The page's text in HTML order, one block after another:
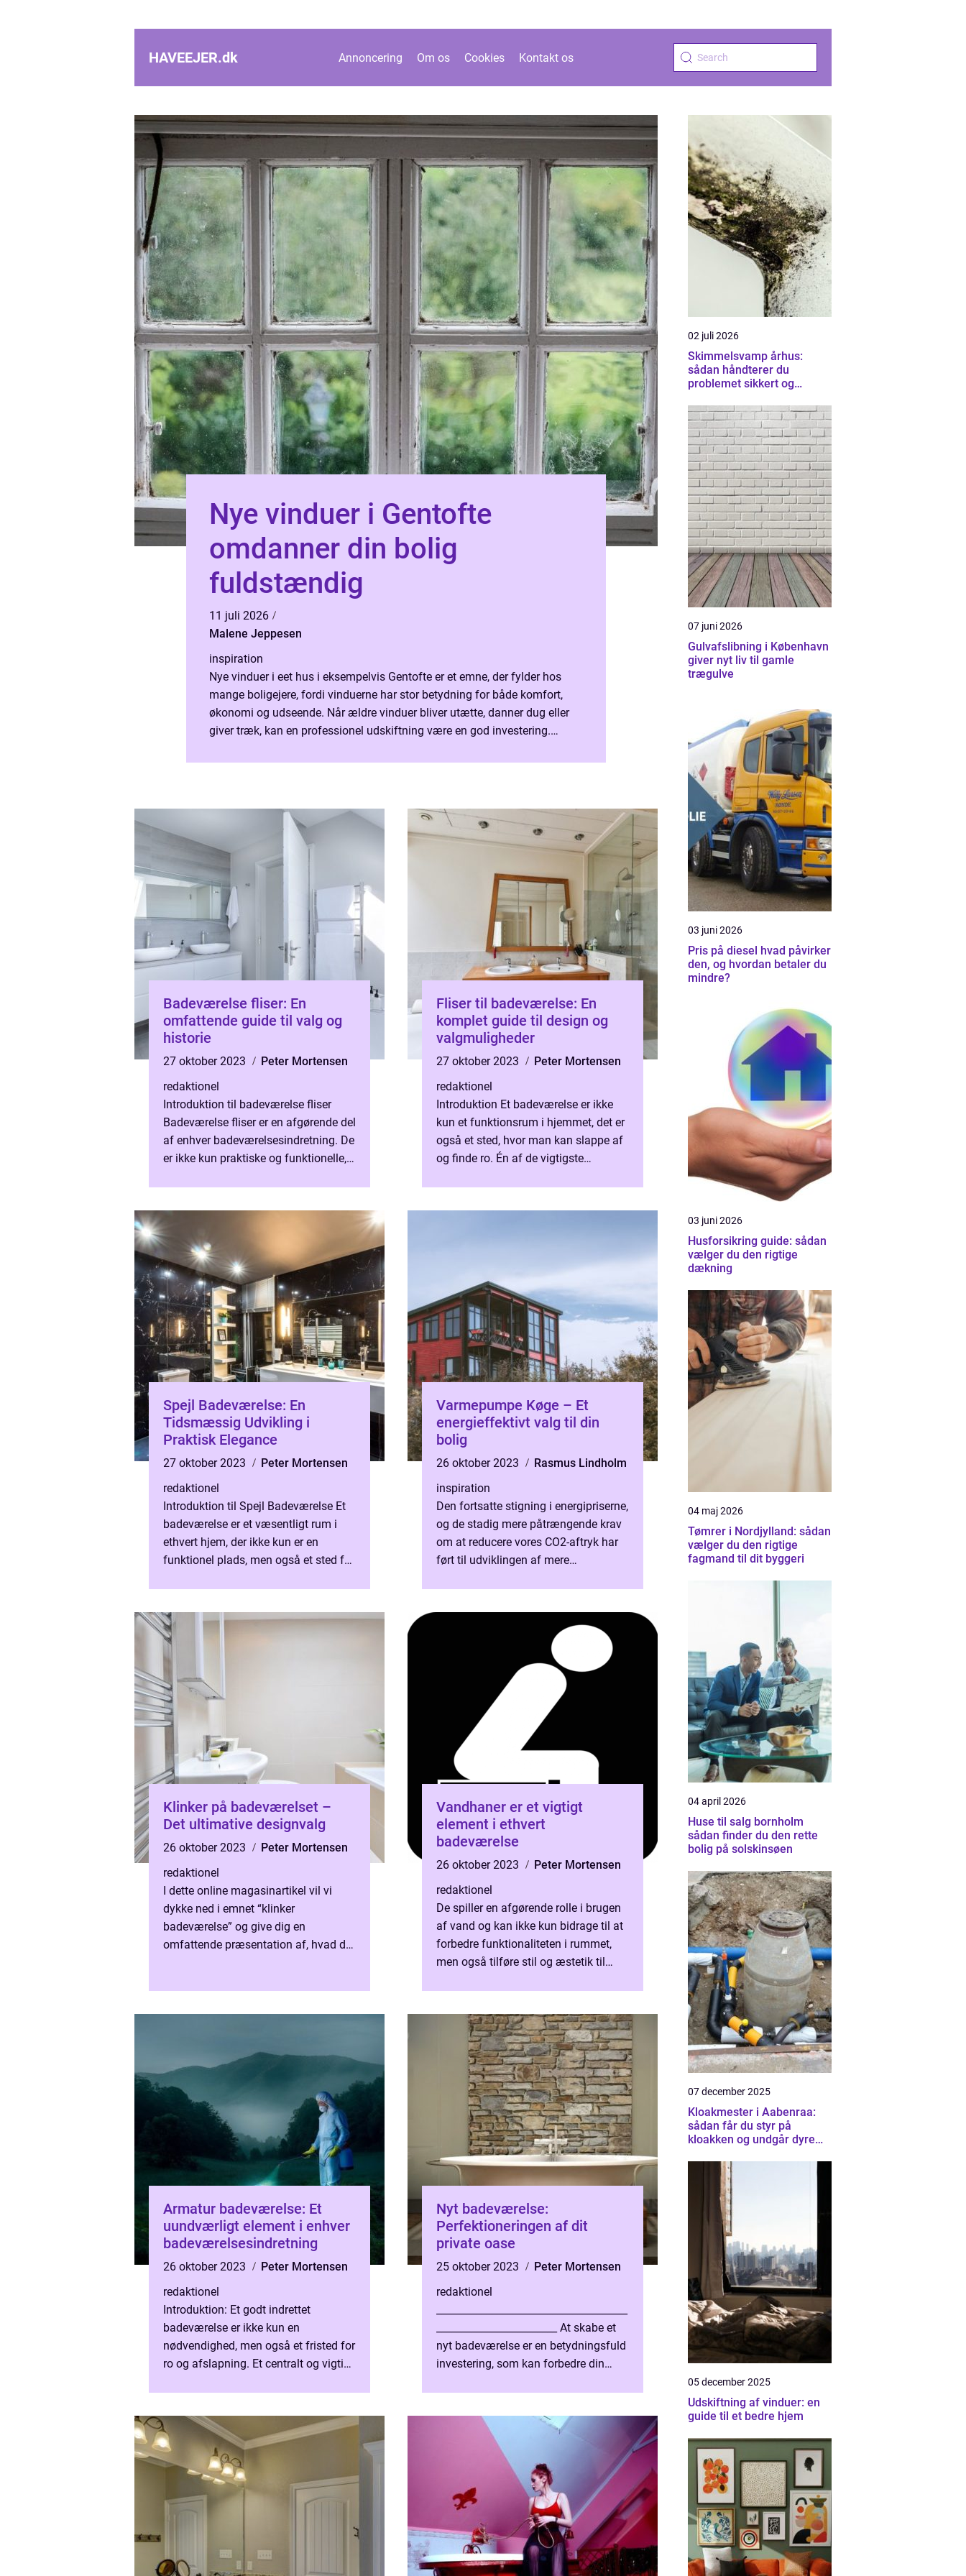
HAVEEJER.dk Annoncering Om os Cookies Kontakt os
Nye vinduer i Gentofte
omdanner din bolig
fuldstændig
11 juli 2026
Malene Jeppesen
inspiration
Nye vinduer i eet hus i eksempelvis Gentofte er et emne, der fylder hos
mange boligejere, fordi vinduerne har stor betydning for både komfort,
økonomi og udseende. Når ældre vinduer bliver utætte, danner dug eller
giver træk, kan en professionel udskiftning være en god investering.
Badeværelse fliser: En
omfattende guide til valg og
historie
27 oktober 2023
Peter Mortensen
redaktionel
Introduktion til badeværelse fliser
Badeværelse fliser er en afgørende del
af enhver badeværelsesindretning. De
er ikke kun praktiske og funktionelle,
Fliser til badeværelse: En
komplet guide til design og
valgmuligheder
27 oktober 2023
Peter Mortensen
redaktionel
Introduktion Et badeværelse er ikke
kun et funktionsrum i hjemmet, det er
også et sted, hvor man kan slappe af
og finde ro. Én af de vigtigste
Spejl Badeværelse: En
Tidsmæssig Udvikling i
Praktisk Elegance
27 oktober 2023
Peter Mortensen
redaktionel
Introduktion til Spejl Badeværelse Et
badeværelse er et væsentligt rum i
ethvert hjem, der ikke kun er en
funktionel plads, men også et sted for
Varmepumpe Køge – Et
energieffektivt valg til din
bolig
26 oktober 2023
Rasmus Lindholm
inspiration
Den fortsatte stigning i energipriserne,
og de stadig mere påtrængende krav
om at reducere vores CO2-aftryk har
ført til udviklingen af mere
Klinker på badeværelset –
Det ultimative designvalg
26 oktober 2023
Peter Mortensen
redaktionel
I dette online magasinartikel vil vi
dykke ned i emnet “klinker
badeværelse” og give dig en
omfattende præsentation af, hvad der
Vandhaner er et vigtigt
element i ethvert
badeværelse
26 oktober 2023
Peter Mortensen
redaktionel
De spiller en afgørende rolle i brugen
af vand og kan ikke kun bidrage til at
forbedre funktionaliteten i rummet,
men også tilføre stil og æstetik til
Armatur badeværelse: Et
uundværligt element i enhver
badeværelsesindretning
26 oktober 2023
Peter Mortensen
redaktionel
Introduktion: Et godt indrettet
badeværelse er ikke kun en
nødvendighed, men også et fristed for
ro og afslapning. Et centralt og vigtigt
Nyt badeværelse:
Perfektioneringen af dit
private oase
25 oktober 2023
Peter Mortensen
redaktionel
________________________ At skabe et
nyt badeværelse er en betydningsfuld
investering, som kan forbedre din
02 juli 2026
Skimmelsvamp århus:
sådan håndterer du
problemet sikkert og
07 juni 2026
Gulvafslibning i København
giver nyt liv til gamle
trægulve
03 juni 2026
Pris på diesel hvad påvirker
den, og hvordan betaler du
mindre?
03 juni 2026
Husforsikring guide: sådan
vælger du den rigtige
dækning
04 maj 2026
Tømrer i Nordjylland: sådan
vælger du den rigtige
fagmand til dit byggeri
04 april 2026
Huse til salg bornholm
sådan finder du den rette
bolig på solskinsøen
07 december 2025
Kloakmester i Aabenraa:
sådan får du styr på
kloakken og undgår dyre
05 december 2025
Udskiftning af vinduer: en
guide til et bedre hjem